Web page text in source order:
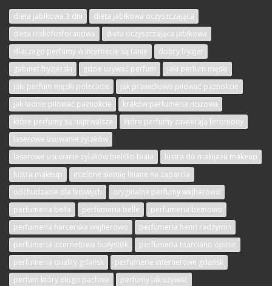
dieta jabłkowa 3 dni
dieta jabłkowa oczyszczająca
dieta niskofosforanowa
dieta oczyszczająca jabłkowa
dlaczego perfumy w internecie są tanie
dobry fryzjer
gabinet fryzjerski
gdzie używać perfum
jaki perfum męski
jaki perfum męski polecacie
jak prawidłowo piłować paznokcie
jak ładnie piłować paznokcie
kraków perfumeria niszowa
które perfumy są najtrwalsze
które perfumy zawierają feromony
laserowe usuwanie żylaków
laserowe usuwanie żylaków bielsko biała
lustra do makijażu makeup
lustra makeup
mielone siemię lniane na zaparcia
odchudzanie dla leniwych
oryginalne perfumy wejherowo
perfumeria bella
perfumeria belle
perfumeria bemowo
perfumeria harcerska wejherowo
perfumeria henri radzymin
perfumeria internetowa białystok
perfumeria marciano opinie
perfumeria quality gdańsk
perfumerie internetowe gdańsk
perfum który długo pachnie
perfumy jak używać